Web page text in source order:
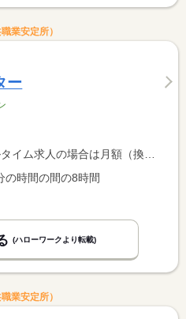
業安定所）
ー
算額）、パート求人の場合は時間額を表示しています。
の時間の間の8時間
(ハローワークより転載)
業安定所）